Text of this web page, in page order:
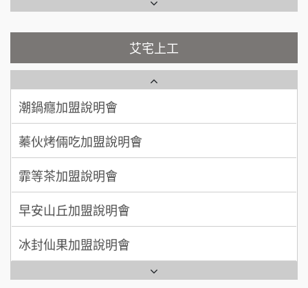
林 先生/小姐 屏東縣
加盟預算 100萬 ~ 200萬
吳 先生/小姐 屏東縣
加盟預算 100萬~200萬
周 先生/小姐 台北
加盟預算
徐 先生/小姐
加盟預算
何 先生/小姐
加盟預算 100萬~300萬
艾宅上工
彭富貴加盟說明會
NU PASTA義大利麵加盟說明會
潮鍋癮加盟說明會
蓁伙烤倆吃加盟說明會
霏等茶加盟說明會
早安山丘加盟說明會
冰封仙果加盟說明會
Ramble Café 漫步藍咖啡加盟說明會
藍象廷泰式火鍋加盟說明會
日十。早午食加盟說明會
上宇林加盟說明會
莫尼早餐Morni加盟說明會
手作功夫茶加盟說明會
SHARE TEA歇腳亭加盟說明會
潮味決-湯滷專門店加盟說明會